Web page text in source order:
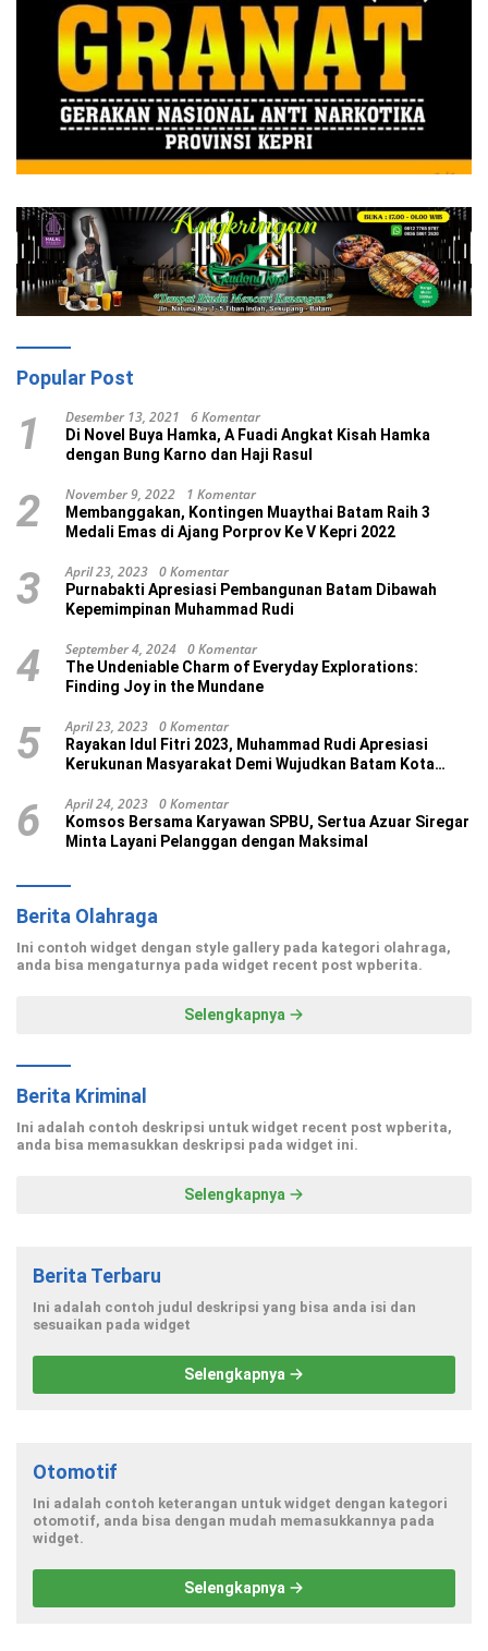
Popular Post
1 Desember 13, 2021 6 Komentar
Di Novel Buya Hamka, A Fuadi Angkat Kisah Hamka
dengan Bung Karno dan Haji Rasul
2 November 9, 2022 1 Komentar
Membanggakan, Kontingen Muaythai Batam Raih 3
Medali Emas di Ajang Porprov Ke V Kepri 2022
3 April 23, 2023 0 Komentar
Purnabakti Apresiasi Pembangunan Batam Dibawah
Kepemimpinan Muhammad Rudi
4 September 4, 2024 0 Komentar
The Undeniable Charm of Everyday Explorations:
Finding Joy in the Mundane
5 April 23, 2023 0 Komentar
Rayakan Idul Fitri 2023, Muhammad Rudi Apresiasi
Kerukunan Masyarakat Demi Wujudkan Batam Kota
6 April 24, 2023 0 Komentar
Komsos Bersama Karyawan SPBU, Sertua Azuar Siregar
Minta Layani Pelanggan dengan Maksimal
Berita Olahraga
Ini contoh widget dengan style gallery pada kategori olahraga,
anda bisa mengaturnya pada widget recent post wpberita.
Selengkapnya
Berita Kriminal
Ini adalah contoh deskripsi untuk widget recent post wpberita,
anda bisa memasukkan deskripsi pada widget ini.
Selengkapnya
Berita Terbaru
Ini adalah contoh judul deskripsi yang bisa anda isi dan
sesuaikan pada widget
Selengkapnya
Otomotif
Ini adalah contoh keterangan untuk widget dengan kategori
otomotif, anda bisa dengan mudah memasukkannya pada
widget.
Selengkapnya